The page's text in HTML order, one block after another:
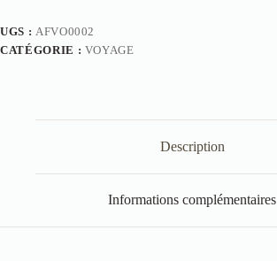
UGS : AFVO0002
CATÉGORIE : VOYAGE
Description
Informations complémentaires